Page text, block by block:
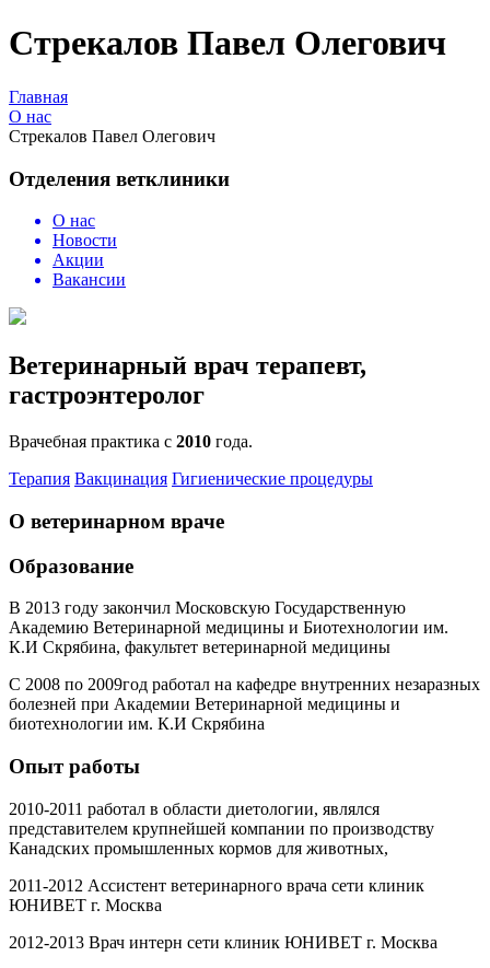
Стрекалов Павел Олегович
Главная
О нас
Стрекалов Павел Олегович
Отделения ветклиники
О нас
Новости
Акции
Вакансии
Ветеринарный врач терапевт,
гастроэнтеролог
Врачебная практика с 2010 года.
Терапия Вакцинация Гигиенические процедуры
О ветеринарном враче
Образование
В 2013 году закончил Московскую Государственную
Академию Ветеринарной медицины и Биотехнологии им.
К.И Скрябина, факультет ветеринарной медицины
С 2008 по 2009год работал на кафедре внутренних незаразных
болезней при Академии Ветеринарной медицины и
биотехнологии им. К.И Скрябина
Опыт работы
2010-2011 работал в области диетологии, являлся
представителем крупнейшей компании по производству
Канадских промышленных кормов для животных,
2011-2012 Ассистент ветеринарного врача сети клиник
ЮНИВЕТ г. Москва
2012-2013 Врач интерн сети клиник ЮНИВЕТ г. Москва